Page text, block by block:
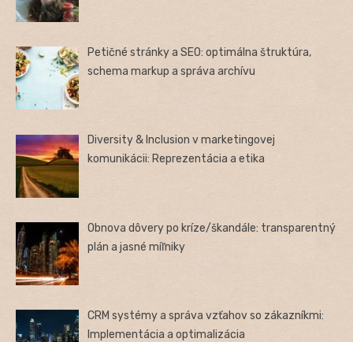
Petičné stránky a SEO: optimálna štruktúra,
schema markup a správa archívu
Diversity & Inclusion v marketingovej
komunikácii: Reprezentácia a etika
Obnova dôvery po kríze/škandále: transparentný
plán a jasné míľniky
CRM systémy a správa vzťahov so zákazníkmi:
Implementácia a optimalizácia